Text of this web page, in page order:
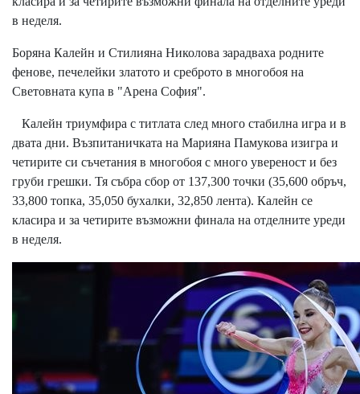
в неделя.
Боряна Калейн и Стилияна Николова зарадваха родните
фенове, печелейки златото и среброто в многобоя на
Световната купа в "Арена София".
Калейн триумфира с титлата след много стабилна игра и в
двата дни. Възпитаничката на Марияна Памукова изигра и
четирите си съчетания в многобоя с много увереност и без
груби грешки. Тя събра сбор от 137,300 точки (35,600 обръч,
33,800 топка, 35,050 бухалки, 32,850 лента). Калейн се
класира и за четирите възможни финала на отделните уреди
в неделя.